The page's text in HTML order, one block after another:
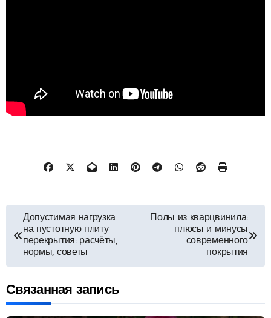
Навигация
по
записям
Допустимая нагрузка
на пустотную плиту
перекрытия: расчёты,
нормы, советы
Полы из кварцвинила:
плюсы и минусы
современного
покрытия
Связанная запись